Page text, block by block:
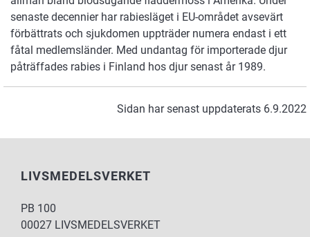
senaste decennier har rabiesläget i EU-området avsevärt
förbättrats och sjukdomen uppträder numera endast i ett
fåtal medlemsländer. Med undantag för importerade djur
påträffades rabies i Finland hos djur senast år 1989.
Sidan har senast uppdaterats 6.9.2022
LIVSMEDELSVERKET
PB 100
00027 LIVSMEDELSVERKET